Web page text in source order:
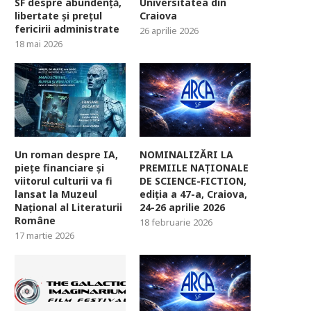
libertate și prețul
fericirii administrate
18 mai 2026
Craiova
26 aprilie 2026
Un roman despre IA,
piețe financiare și
viitorul culturii va fi
lansat la Muzeul
Național al Literaturii
Române
17 martie 2026
NOMINALIZĂRI LA
PREMIILE NAȚIONALE
DE SCIENCE-FICTION,
ediția a 47-a, Craiova,
24-26 aprilie 2026
18 februarie 2026